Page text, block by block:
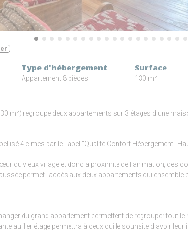
Type d'hébergement
Appartement 8 pièces
Surface
130 m²
m²) regroupe deux appartements sur 3 étages d'une
4 cimes par le Label "Qualité Confort Hébergement"
du vieux village et donc à proximité de l'animation, des
permet l'accès aux deux appartements qui ensemble
du grand appartement permettent de regrouper tout le
au 1er étage permettra à ceux qui le souhaite d'avoir leur